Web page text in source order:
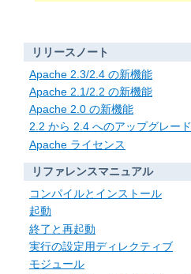
リリースノート
Apache 2.3/2.4 の新機能
Apache 2.1/2.2 の新機能
Apache 2.0 の新機能
2.2 から 2.4 へのアップグレード
Apache ライセンス
リファレンスマニュアル
コンパイルとインストール
起動
終了と再起動
実行の設定用ディレクティブ
モジュール